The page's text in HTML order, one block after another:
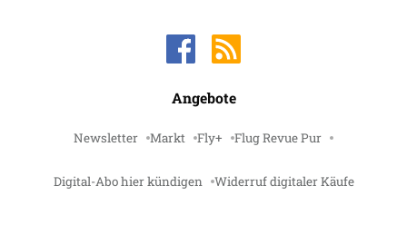
Angebote
Newsletter Markt Fly+ Flug Revue Pur
Digital-Abo hier kündigen Widerruf digitaler Käufe